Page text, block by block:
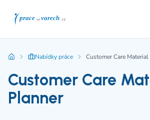
Nabídky práce Customer Care
Customer Care
Planner